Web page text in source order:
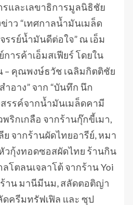
รและเลขาธิการมูลนิธิชัย
าว “เทศกาลน้ำมันเมล็ด
รย์น้ำมันดีต่อใจ” ณ เอ็ม
การค้าเอ็มสเฟียร์ โดยใน
– คุณพงษ์ธวัช เฉลิมกิตติชัย
ำอาง” จาก “บันทึก นึก
สรรค์จากน้ำมันเมล็ดคามี
ริกเกลือ​ จากร้านกุ๊กขี้เมา​,
จากร้านผัดไทยอารีย์, หมา
วกุ้งทอดซอสผัดไทย ร้านกิน
โตลนเจลาโต้​ จากร้าน Yoi
ร้าน มานีมีนม, สลัดตอติญ่า
ครีมทรัฟเฟิล และ ซุป